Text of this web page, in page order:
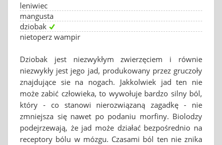
leniwiec
mangusta
dziobak
nietoperz wampir
Dziobak jest niezwykłym zwierzęciem i równie
niezwykły jest jego jad, produkowany przez gruczoły
znajdujące sie na nogach. Jakkolwiek jad ten nie
może zabić człowieka, to wywołuje bardzo silny ból,
który - co stanowi nierozwiązaną zagadkę - nie
zmniejsza się nawet po podaniu morfiny. Biolodzy
podejrzewają, że jad może działać bezpośrednio na
receptory bólu w mózgu. Czasami ból ten nie znika